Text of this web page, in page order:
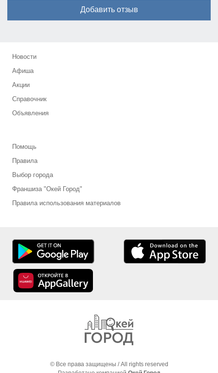
Добавить отзыв
Новости
Афиша
Акции
Справочник
Объявления
Помощь
Правила
Выбор города
Франшиза "Окей Город"
Правила использования материалов
© Все права защищены / All rights reserved